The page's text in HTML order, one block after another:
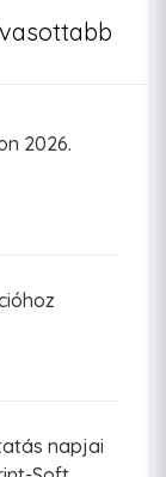
2026.
napjai